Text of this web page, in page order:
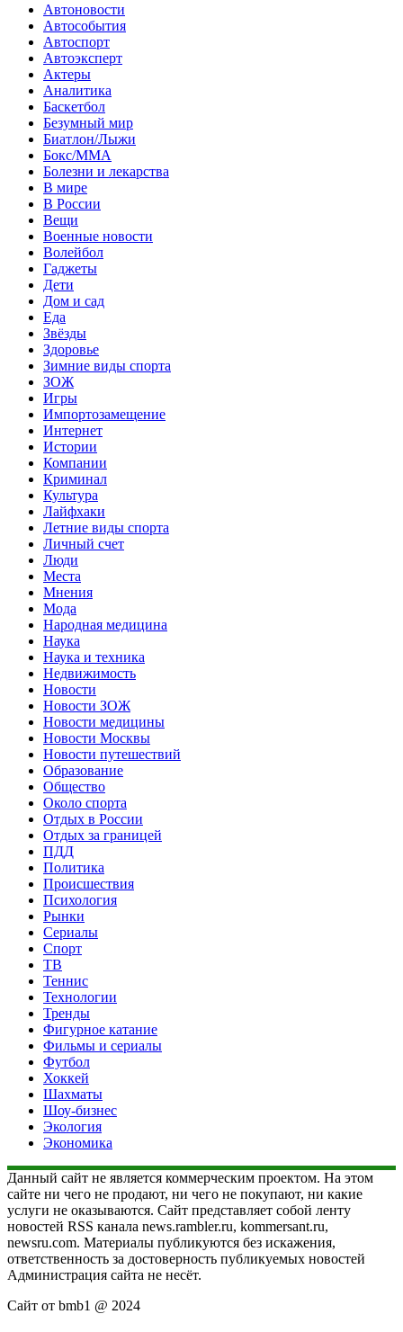
Автоновости
Автособытия
Автоспорт
Автоэксперт
Актеры
Аналитика
Баскетбол
Безумный мир
Биатлон/Лыжи
Бокс/MMA
Болезни и лекарства
В мире
В России
Вещи
Военные новости
Волейбол
Гаджеты
Дети
Дом и сад
Еда
Звёзды
Здоровье
Зимние виды спорта
ЗОЖ
Игры
Импортозамещение
Интернет
Истории
Компании
Криминал
Культура
Лайфхаки
Летние виды спорта
Личный счет
Люди
Места
Мнения
Мода
Народная медицина
Наука
Наука и техника
Недвижимость
Новости
Новости ЗОЖ
Новости медицины
Новости Москвы
Новости путешествий
Образование
Общество
Около спорта
Отдых в России
Отдых за границей
ПДД
Политика
Происшествия
Психология
Рынки
Сериалы
Спорт
ТВ
Теннис
Технологии
Тренды
Фигурное катание
Фильмы и сериалы
Футбол
Хоккей
Шахматы
Шоу-бизнес
Экология
Экономика
Данный сайт не является коммерческим проектом. На этом
сайте ни чего не продают, ни чего не покупают, ни какие
услуги не оказываются. Сайт представляет собой ленту
новостей RSS канала news.rambler.ru, kommersant.ru,
newsru.com. Материалы публикуются без искажения,
ответственность за достоверность публикуемых новостей
Администрация сайта не несёт.
Сайт от bmb1 @ 2024